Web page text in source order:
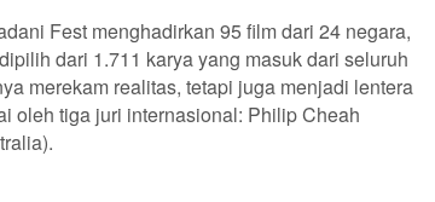
Fest menghadirkan 95 film dari 24 negara,
dari 1.711 karya yang masuk dari seluruh
merekam realitas, tetapi juga menjadi lentera
oleh tiga juri internasional: Philip Cheah